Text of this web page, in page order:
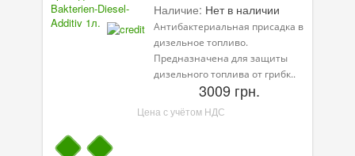
Наличие: Нет в наличии
Антибактериальная присадка в
дизельное топливо.
Предназначена для защиты
дизельного топлива от грибк..
3009 грн.
Цена с учётом НДС